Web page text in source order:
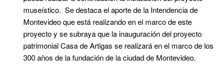
museístico. Se destaca el aporte de la Intendencia de
Montevideo que está realizando en el marco de este
proyecto y se subraya que la inauguración del proyecto
patrimonial Casa de Artigas se realizará en el marco de los
300 años de la fundación de la ciudad de Montevideo.